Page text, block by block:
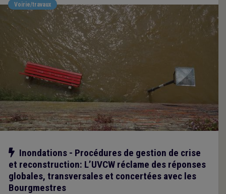
Voirie/travaux
Notre action
Inondations - Procédures de gestion de crise
et reconstruction: L’UVCW réclame des réponses
globales, transversales et concertées avec les
Bourgmestres